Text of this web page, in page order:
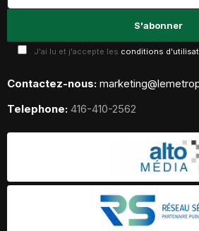
J'ai lu et j'accepte les conditions
Contactez-nous:
Telephone: 416-410-2562